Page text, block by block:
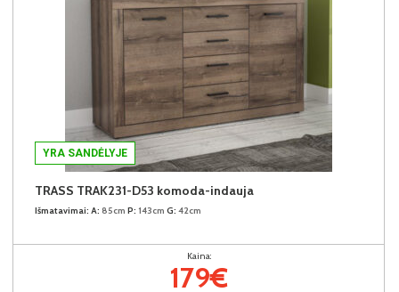
YRA SANDĖLYJE
TRASS TRAK231-D53 komoda-indauja
Išmatavimai: A: 85cm P: 143cm G: 42cm
Kaina:
179€